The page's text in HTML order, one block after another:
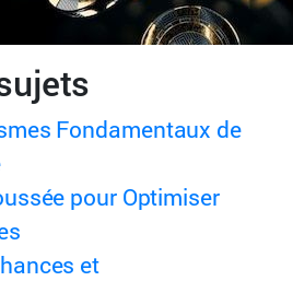
Fondamentaux de
pour Optimiser
et